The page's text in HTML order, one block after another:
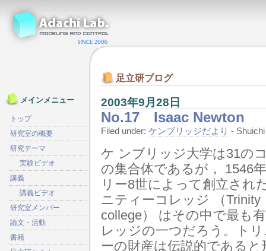
足立研ブログ
2003年9月28日
No.17 Isaac Newton
Filed under: ケンブリッジだより -
ケ ンブリッジ大学は31の
の集合体であるが， 1546
リー8世によって創立され
ニティーコレッジ （Trinity
college） はその中で最も
レッジの一つだろう。
ト
ーの財産は伝説的であると
メインメニュー
トップ
研究室の概要
研究テーマ
実験ビデオ
講義
講義ビデオ
研究室メンバー
論文・活動
書籍